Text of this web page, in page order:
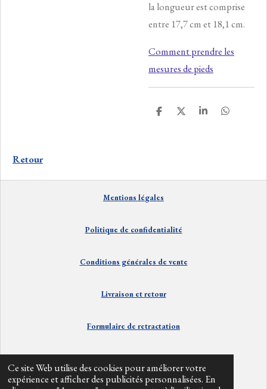
Ce site Web utilise des cookies pour améliorer votre
expérience et afficher des publicités personnalisées. En
la longueur est comprise
entre 17,7 cm et 18,1 cm.
Comment prendre les
mesures de pieds
P
P
P
P
Retour
Mentions légales
Politique de confidentialité
Conditions générales de vente
Livraison etretour
Formulaire de retractation